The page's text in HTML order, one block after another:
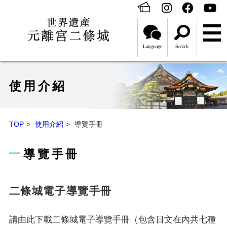
Language Search
使用介紹
TOP 使用介紹 導覽手冊
導覽手冊
二條城電子導覽手冊
請由此下載二條城電子導覽手冊（包含日文在內共七種